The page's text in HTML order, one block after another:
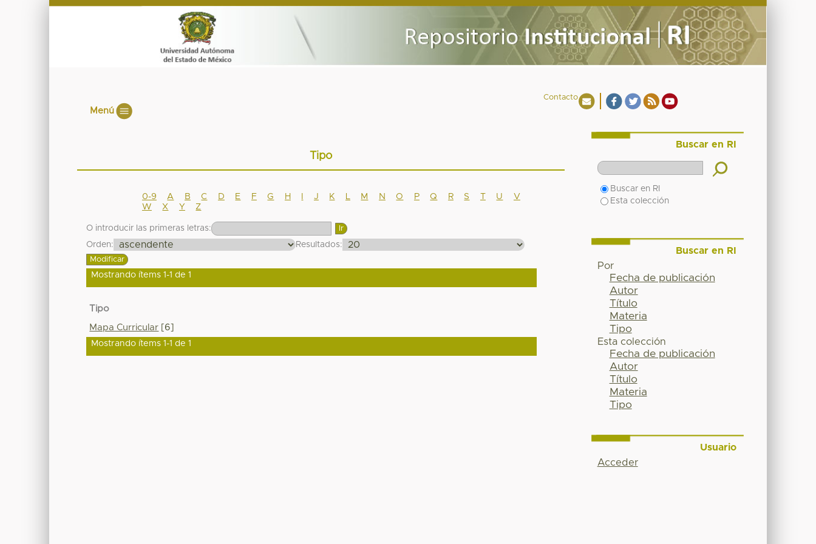
Contacto
Menú
Tipo
0-9 A B C D E F G H J K M N O P Q R S T U
V
W
X Y Z
O introducir las primeras letras:
Orden:
Resultados:
Mostrando ítems 1-1 de 1
Tipo
Mapa Curricular [6]
Mostrando ítems 1-1 de 1
Buscar en RI
Buscar en RI
Esta colección
Buscar en RI
Por
Fecha de publicación
Autor
Título
Materia
Tipo
Esta colección
Fecha de publicación
Autor
Título
Materia
Tipo
Usuario
Acceder